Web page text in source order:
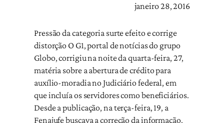
janeiro 28, 2016
Pressão da categoria surte efeito e corrige
distorção O G1, portal de notícias do grupo
Globo, corrigiu na noite da quarta-feira, 27,
matéria sobre a abertura de crédito para
auxílio-moradia no Judiciário federal, em
que incluía os servidores como beneficiários.
Desde a publicação, na terça-feira, 19, a
Fenajufe buscava a correção da informação.